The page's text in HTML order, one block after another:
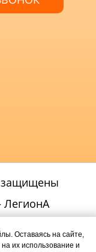
защищены
Оставаясь на сайте,
их использование и